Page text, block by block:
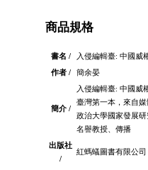
商品規格
書名 /
入侵編輯臺: 中國威
作者 /
簡余晏
簡介 /
入侵編輯臺: 中國威
臺灣第一本，來自
政治大學國家發展
名譽教授、傳播
出版社
/
紅螞蟻圖書有限公司